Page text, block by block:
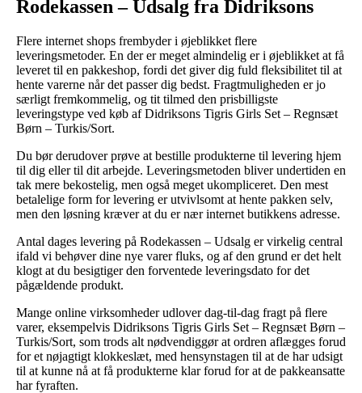
Rodekassen – Udsalg fra Didriksons
Flere internet shops frembyder i øjeblikket flere
leveringsmetoder. En der er meget almindelig er i øjeblikket at få
leveret til en pakkeshop, fordi det giver dig fuld fleksibilitet til at
hente varerne når det passer dig bedst. Fragtmuligheden er jo
særligt fremkommelig, og tit tilmed den prisbilligste
leveringstype ved køb af Didriksons Tigris Girls Set – Regnsæt
Børn – Turkis/Sort.
Du bør derudover prøve at bestille produkterne til levering hjem
til dig eller til dit arbejde. Leveringsmetoden bliver undertiden en
tak mere bekostelig, men også meget ukompliceret. Den mest
betalelige form for levering er utvivlsomt at hente pakken selv,
men den løsning kræver at du er nær internet butikkens adresse.
Antal dages levering på Rodekassen – Udsalg er virkelig central
ifald vi behøver dine nye varer fluks, og af den grund er det helt
klogt at du besigtiger den forventede leveringsdato for det
pågældende produkt.
Mange online virksomheder udlover dag-til-dag fragt på flere
varer, eksempelvis Didriksons Tigris Girls Set – Regnsæt Børn –
Turkis/Sort, som trods alt nødvendiggør at ordren aflægges forud
for et nøjagtigt klokkeslæt, med hensynstagen til at de har udsigt
til at kunne nå at få produkterne klar forud for at de pakkeansatte
har fyraften.